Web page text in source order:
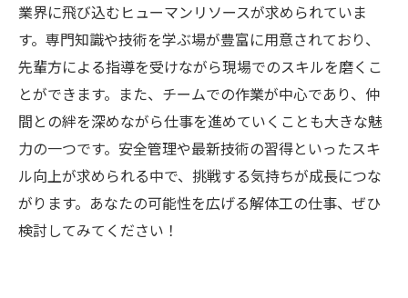
業界に飛び込むヒューマンリソースが求められていま
す。専門知識や技術を学ぶ場が豊富に用意されており、
先輩方による指導を受けながら現場でのスキルを磨くこ
とができます。また、チームでの作業が中心であり、仲
間との絆を深めながら仕事を進めていくことも大きな魅
力の一つです。安全管理や最新技術の習得といったスキ
ル向上が求められる中で、挑戦する気持ちが成長につな
がります。あなたの可能性を広げる解体工の仕事、ぜひ
検討してみてください！